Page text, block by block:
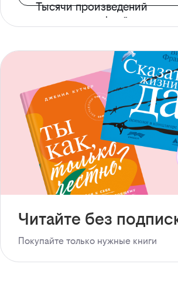
Тысячи произведений
с доступом офлайн
Читайте без
Покупайте только нужные книги